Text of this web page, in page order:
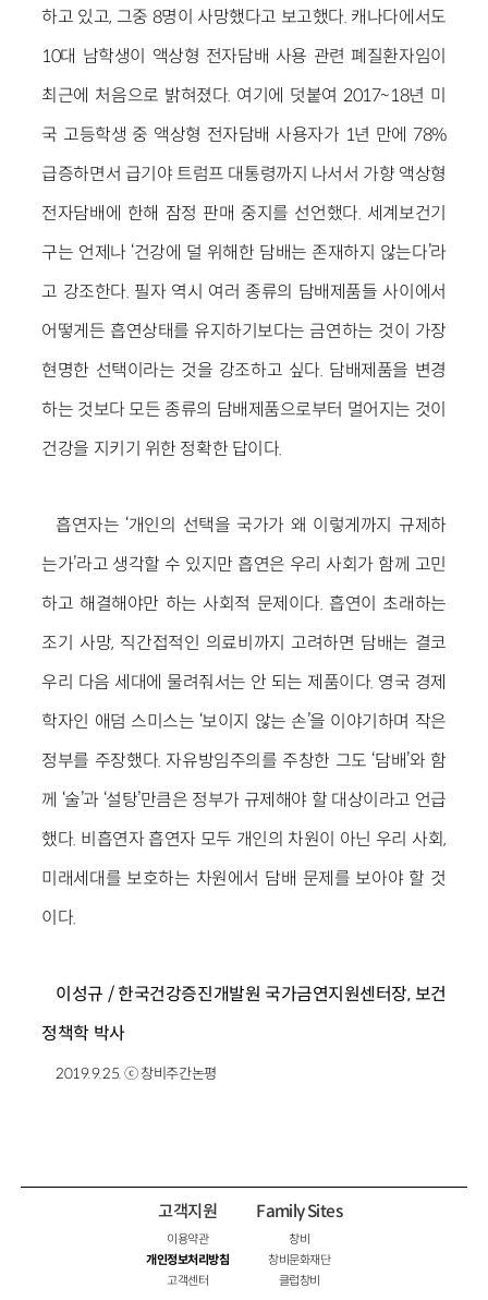
하고 있고, 그중 8명이 사망했다고 보고했다. 캐나다에서도
10대 남학생이 액상형 전자담배 사용 관련 폐질환자임이
최근에 처음으로 밝혀졌다. 여기에 덧붙여 2017~18년 미
국 고등학생 중 액상형 전자담배 사용자가 1년 만에 78%
급증하면서 급기야 트럼프 대통령까지 나서서 가향 액상형
전자담배에 한해 잠정 판매 중지를 선언했다. 세계보건기
구는 언제나 ‘건강에 덜 위해한 담배는 존재하지 않는다’라
고 강조한다. 필자 역시 여러 종류의 담배제품들 사이에서
어떻게든 흡연상태를 유지하기보다는 금연하는 것이 가장
현명한 선택이라는 것을 강조하고 싶다. 담배제품을 변경
하는 것보다 모든 종류의 담배제품으로부터 멀어지는 것이
건강을 지키기 위한 정확한 답이다.
흡연자는 ‘개인의 선택을 국가가 왜 이렇게까지 규제하
는가’라고 생각할 수 있지만 흡연은 우리 사회가 함께 고민
하고 해결해야만 하는 사회적 문제이다. 흡연이 초래하는
조기 사망, 직간접적인 의료비까지 고려하면 담배는 결코
우리 다음 세대에 물려줘서는 안 되는 제품이다. 영국 경제
학자인 애덤 스미스는 ‘보이지 않는 손’을 이야기하며 작은
정부를 주장했다. 자유방임주의를 주창한 그도 ‘담배’와 함
께 ‘술’과 ‘설탕’만큼은 정부가 규제해야 할 대상이라고 언급
했다. 비흡연자 흡연자 모두 개인의 차원이 아닌 우리 사회,
미래세대를 보호하는 차원에서 담배 문제를 보아야 할 것
이다.
이성규 / 한국건강증진개발원 국가금연지원센터장, 보건
정책학 박사
2019.9.25. ⓒ 창비주간논평
고객지원
이용약관
개인정보처리방침
고객센터
Family Sites
창비
창비문화재단
클럽창비